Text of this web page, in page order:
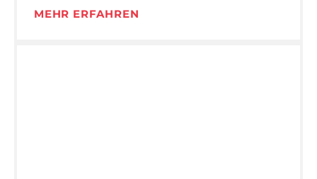
MEHR ERFAHREN